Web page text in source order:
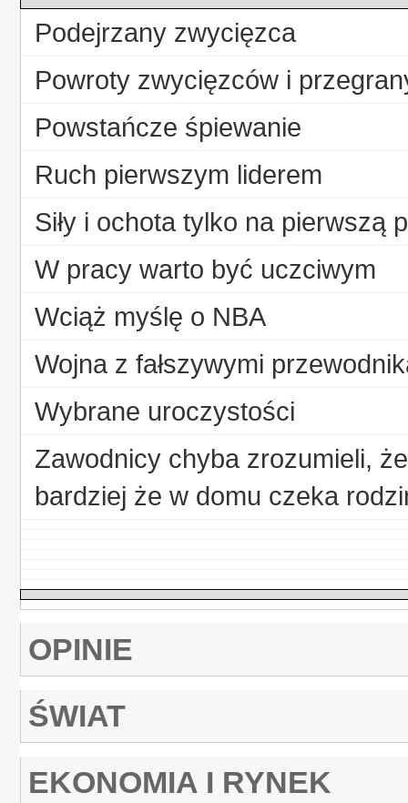
Podejrzany zwycięzca
Powroty zwycięzców i
Powstańcze śpiewanie
Ruch pierwszym liderem
Siły i ochota tylko na pierwszą
W pracy warto być uczciwym
Wciąż myślę o NBA
Wojna z fałszywymi
Wybrane uroczystości
Zawodnicy chyba zrozumieli,
bardziej że w domu czeka
OPINIE
ŚWIAT
EKONOMIA I RYNEK